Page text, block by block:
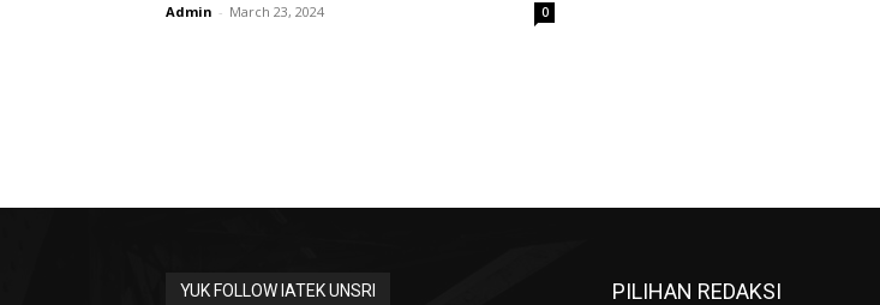
Admin - March 23, 2024 0
YUK FOLLOW IATEK UNSRI PILIHAN REDAKSI